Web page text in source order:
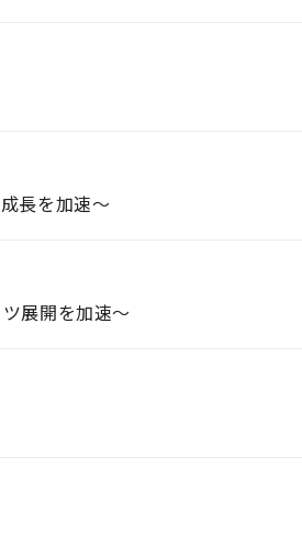
長を加速～
展開を加速～